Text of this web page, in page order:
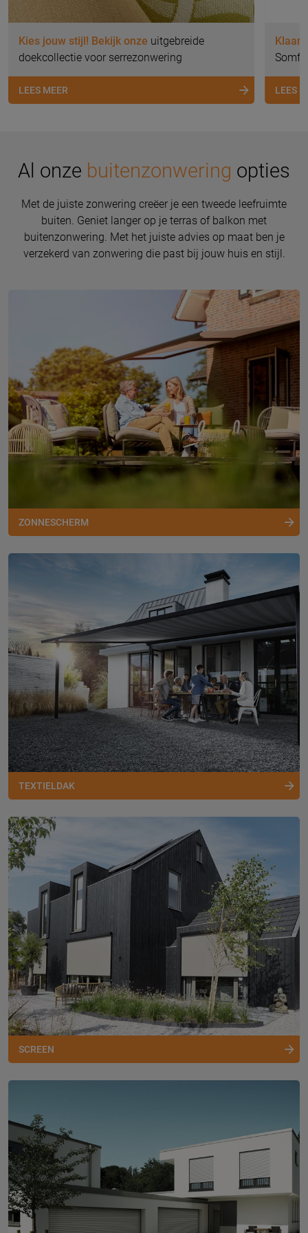
Kies jouw stijl! Bekijk onze uitgebreide
doekcollectie voor serrezonwering
LEES MEER
Klaar
LEES
Al onze buitenzonwering opties
Met de juiste zonwering creëer je een tweede leefruimte
buiten. Geniet langer op je terras of balkon met
buitenzonwering. Met het juiste advies op maat ben je
verzekerd van zonwering die past bij jouw huis en stijl.
ZONNESCHERM
TEXTIELDAK
SCREEN